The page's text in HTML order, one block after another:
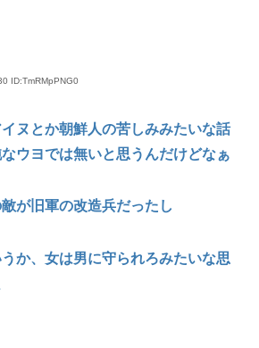
ID:TmRMpPNG0
ヌとか朝鮮人の苦しみみたいな話
ウヨでは無いと思うんだけどなぁ
が旧軍の改造兵だったし
か、女は男に守られろみたいな思